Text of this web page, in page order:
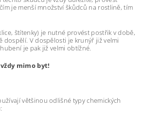
je menší množství škůdců na rostlině, tím
štítenky) je nutné provést postřik v době,
dospělí. V dospělosti je krunýř již velmi
je pak již velmi obtížné.
mimo byt!
většinou odlišné typy chemických